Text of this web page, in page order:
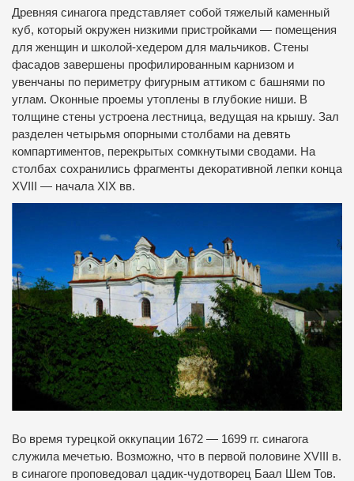
Древняя синагога представляет собой тяжелый каменный
куб, который окружен низкими пристройками — помещения
для женщин и школой-хедером для мальчиков. Стены
фасадов завершены профилированным карнизом и
увенчаны по периметру фигурным аттиком с башнями по
углам. Оконные проемы утоплены в глубокие ниши. В
толщине стены устроена лестница, ведущая на крышу. Зал
разделен четырьмя опорными столбами на девять
компартиментов, перекрытых сомкнутыми сводами. На
столбах сохранились фрагменты декоративной лепки конца
XVIII — начала XIX вв.
Во время турецкой оккупации 1672 — 1699 гг. синагога
служила мечетью. Возможно, что в первой половине ХVIII в.
в синагоге проповедовал цадик-чудотворец Баал Шем Тов.